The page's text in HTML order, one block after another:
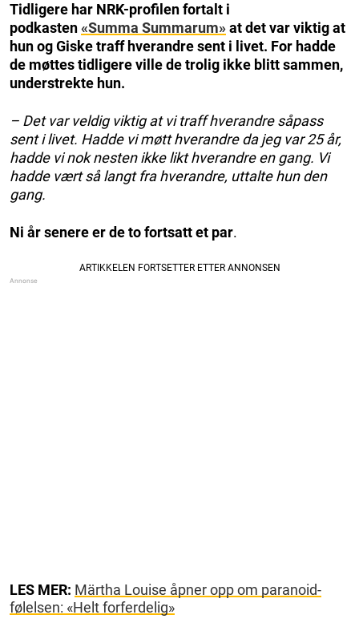
Tidligere har NRK-profilen fortalt i
podkasten«Summa Summarum»at det var viktig at
hun og Giske traff hverandre sent i livet. For hadde
de møttes tidligere ville de trolig ikke blitt sammen,
understrekte hun.
– Det var veldig viktig at vi traff hverandre såpass
sent i livet. Hadde vi møtt hverandre da jeg var 25 år,
hadde vi nok nesten ikke likt hverandre en gang. Vi
hadde vært så langt fra hverandre, uttalte hun den
gang.
Ni år senere er de to fortsatt et par.
LES MER: Märtha Louise åpner opp om paranoid-
følelsen: «Helt forferdelig»